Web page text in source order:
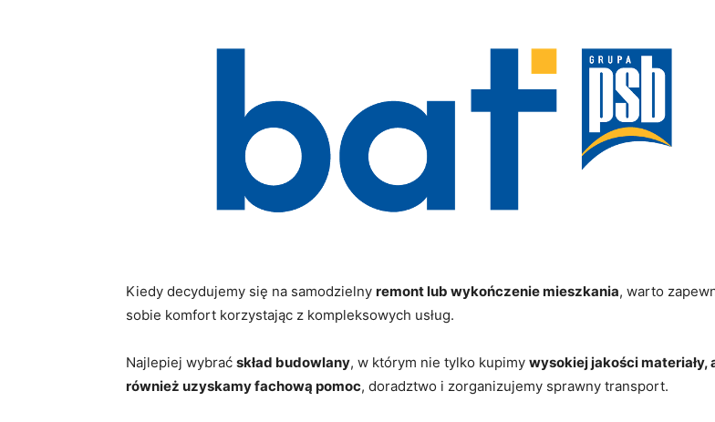
Kiedy decydujemy się na samodzielny remont lub wykończenie mieszkania, warto
sobie komfort korzystając z kompleksowych usług.
Najlepiej wybrać skład budowlany, w którym nie tylko kupimy wysokiej jakości materiały,
również uzyskamy fachową pomoc, doradztwo i zorganizujemy sprawny transport.